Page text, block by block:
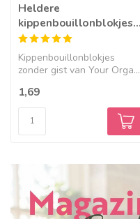
Heldere
kippenbouillonblokjes
zonder gist - BIO
Kippenbouillonblokjes
zonder gist van Your Orga...
1,69